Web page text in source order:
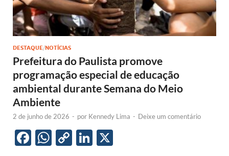
DESTAQUE/NOTÍCIAS
Prefeitura do Paulista promove
programação especial de educação
ambiental durante Semana do Meio
Ambiente
2 de junho de 2026 - por Kennedy Lima - Deixe um comentário
F
W C
Li